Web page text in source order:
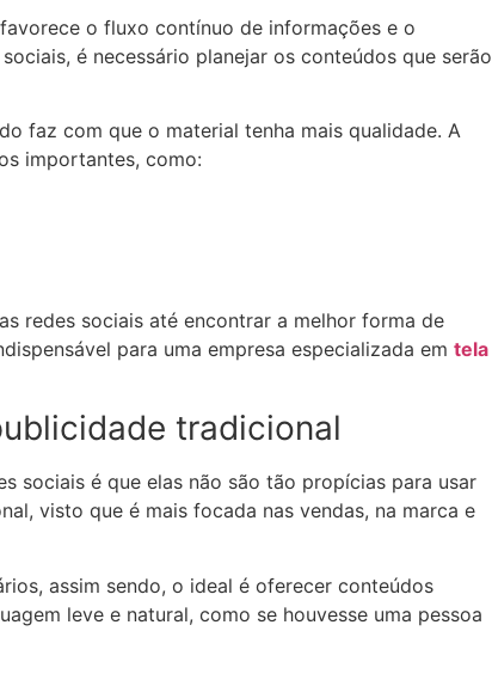
o fluxo contínuo de informações e o
é necessário planejar os conteúdos que serão
faz com que o material tenha mais qualidade. A
importantes, como:
redes sociais até encontrar a melhor forma de
para uma empresa especializada em tela
tradicional
sociais é que elas não são tão propícias para usar
visto que é mais focada nas vendas, na marca e
assim sendo, o ideal é oferecer conteúdos
leve e natural, como se houvesse uma pessoa